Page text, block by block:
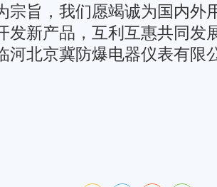
宗旨，我们愿竭诚为国内外
发新产品，互利互惠共同发
河北京冀防爆电器仪表有限